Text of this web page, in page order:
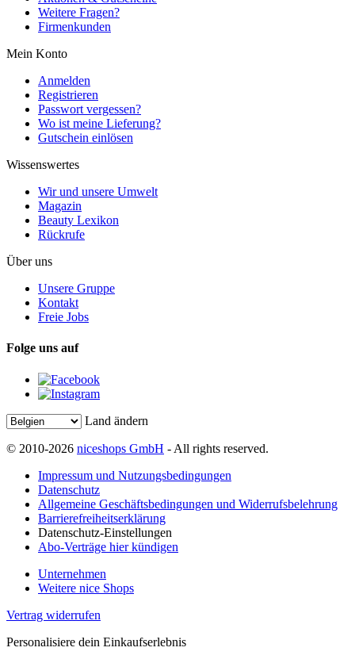
Weitere Fragen?
Firmenkunden
Mein Konto
Anmelden
Registrieren
Passwort vergessen?
Wo ist meine Lieferung?
Gutschein einlösen
Wissenswertes
Wir und unsere Umwelt
Magazin
Beauty Lexikon
Rückrufe
Über uns
Unsere Gruppe
Kontakt
Freie Jobs
Folge uns auf
Land ändern
© 2010-2026 niceshops GmbH - All rights reserved.
Impressum und Nutzungsbedingungen
Datenschutz
Allgemeine Geschäftsbedingungen und Widerrufsbelehrung
Barrierefreiheitserklärung
Datenschutz-Einstellungen
Abo-Verträge hier kündigen
Unternehmen
Weitere nice Shops
Vertrag widerrufen
Personalisiere dein Einkaufserlebnis